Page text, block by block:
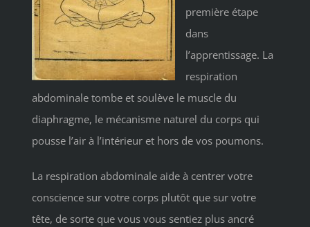
première étape
dans
l’apprentissage. La
respiration
abdominale tombe et soulève le muscle du
diaphragme, le mécanisme naturel du corps qui
pousse l’air à l’intérieur et hors de vos poumons.
La respiration abdominale aide à centrer votre
conscience sur votre corps plutôt que sur votre
tête, de sorte que vous vous sentiez plus ancré